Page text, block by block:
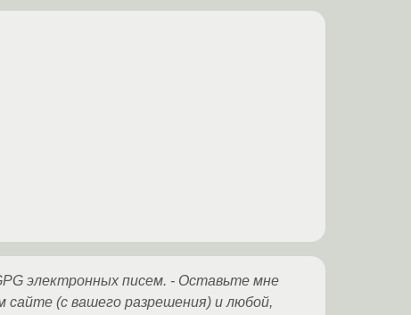
электронных писем. - Оставьте мне
сайте (с вашего разрешения) и любой,